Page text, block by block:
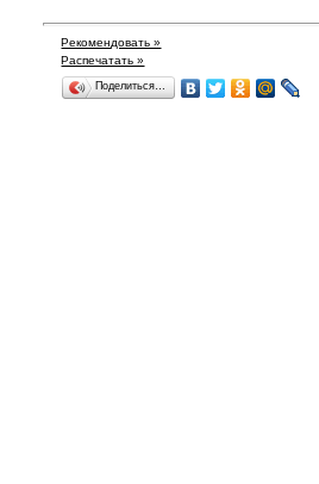
Рекомендовать »
Распечатать »
Поделиться…